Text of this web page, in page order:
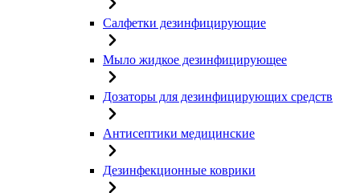
Салфетки дезинфицирующие
Мыло жидкое дезинфицирующее
Дозаторы для дезинфицирующих средств
Антисептики медицинские
Дезинфекционные коврики